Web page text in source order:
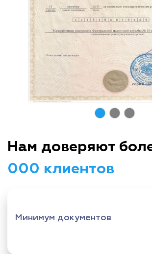
Нам доверяют
000 клиентов
Минимум документов